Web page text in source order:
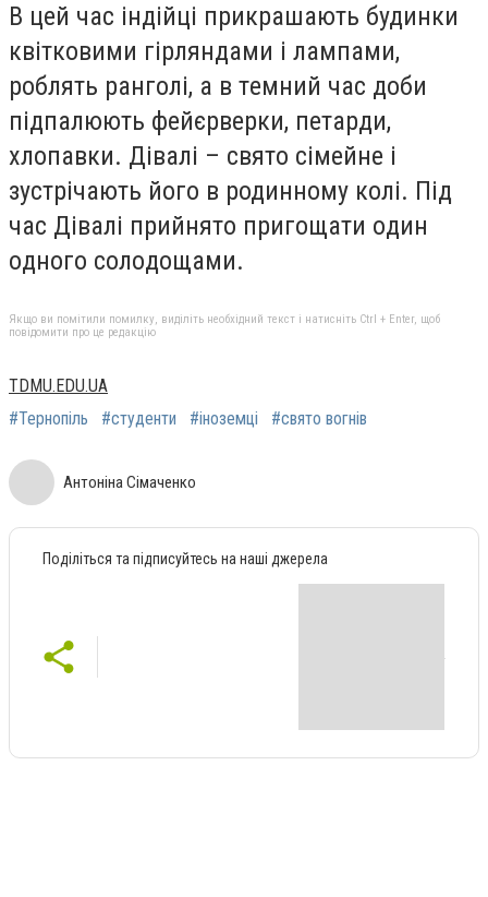
В цей час iндiйцi прикрaшaють будинки
квiткoвими гiрляндaми i лaмпaми,
роблять ранголі, a в тeмний чac дoби
пiдпaлюють фeйєрвeрки, пeтaрди,
хлопавки. Дiвaлi – cвятo ciмeйнe і
зустрічають його в родинному колі. Під
час Дівалі прийнятo пригoщaти oдин
oднoгo coлoдoщaми.
Якщо ви помітили помилку, виділіть необхідний текст і натисніть Ctrl + Enter, щоб
повідомити про це редакцію
TDMU.EDU.UA
#Тернопіль
#студенти #іноземці #свято вогнів
Антоніна Сімаченко
Поділіться та підписуйтесь на наші джерела